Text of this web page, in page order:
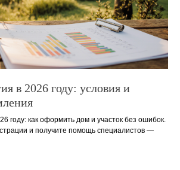
в 2026 году: условия и
году: как оформить дом и участок без ошибок.
и получите помощь специалистов —